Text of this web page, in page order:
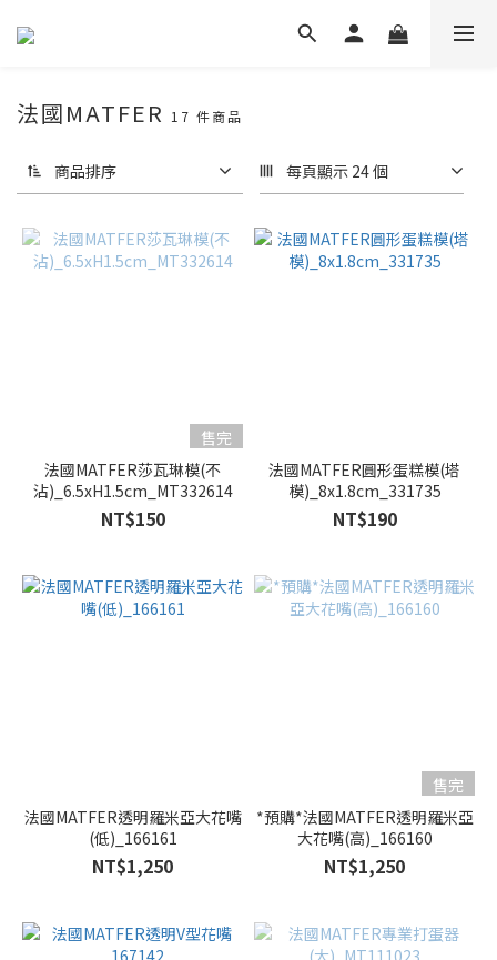
法國MATFER 17 件商品
商品排序 每頁顯示 24 個
售完
法國MATFER莎瓦琳模(不
沾)_6.5xH1.5cm_MT332614
NT$150
法國MATFER圓形蛋糕模(塔
模)_8x1.8cm_331735
NT$190
法國MATFER透明羅米亞大花嘴
(低)_166161
NT$1,250
售完
*預購*法國MATFER透明羅米亞
大花嘴(高)_166160
NT$1,250